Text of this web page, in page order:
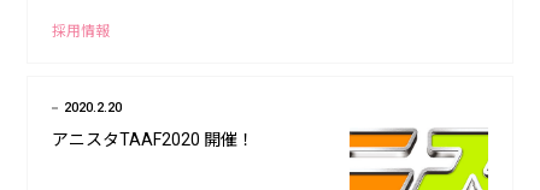
採用情報
2020.2.20
アニスタTAAF2020 開催！